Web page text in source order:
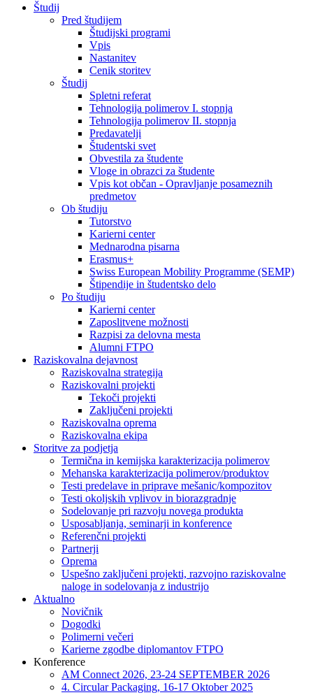
Študij
Pred študijem
Študijski programi
Vpis
Nastanitev
Cenik storitev
Študij
Spletni referat
Tehnologija polimerov I. stopnja
Tehnologija polimerov II. stopnja
Predavatelji
Študentski svet
Obvestila za študente
Vloge in obrazci za študente
Vpis kot občan - Opravljanje posameznih
predmetov
Ob študiju
Tutorstvo
Karierni center
Mednarodna pisarna
Erasmus+
Swiss European Mobility Programme (SEMP)
Štipendije in študentsko delo
Po študiju
Karierni center
Zaposlitvene možnosti
Razpisi za delovna mesta
Alumni FTPO
Raziskovalna dejavnost
Raziskovalna strategija
Raziskovalni projekti
Tekoči projekti
Zaključeni projekti
Raziskovalna oprema
Raziskovalna ekipa
Storitve za podjetja
Termična in kemijska karakterizacija polimerov
Mehanska karakterizacija polimerov/produktov
Testi predelave in priprave mešanic/kompozitov
Testi okoljskih vplivov in biorazgradnje
Sodelovanje pri razvoju novega produkta
Usposabljanja, seminarji in konference
Referenčni projekti
Partnerji
Oprema
Uspešno zaključeni projekti, razvojno raziskovalne
naloge in sodelovanja z industrijo
Aktualno
Novičnik
Dogodki
Polimerni večeri
Karierne zgodbe diplomantov FTPO
Konference
AM Connect 2026, 23-24 SEPTEMBER 2026
4. Circular Packaging, 16-17 Oktober 2025